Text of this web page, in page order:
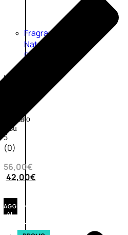
Fragranze
Nature
Donna
L’OCCITANE
Valutato
su
5
(0)
56,00€
42,00€
AGGIUNGI
AL
CARRELLO